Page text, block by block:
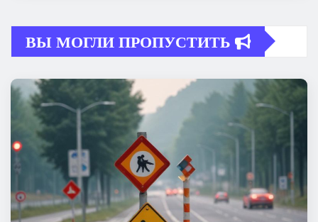
ВЫ МОГЛИ ПРОПУСТИТЬ